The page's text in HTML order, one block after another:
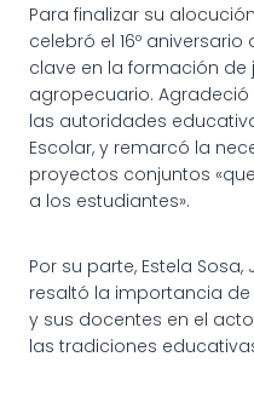
Para finalizar su
celebró el 16º aniversario
clave en la formación de
agropecuario.
las autoridades
Escolar, y remarcó la
proyectos conjuntos
a los estudiantes».
Por su parte, Estela
resaltó la importancia
y sus docentes en el
las tradiciones